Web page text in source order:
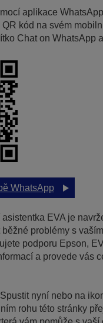
aplikace
kód na svém
Chat on WhatsApp
WhatsApp
EVA je
problémy s
podporu Epson,
a provede vás
nyní nebo na
rohu této stránky